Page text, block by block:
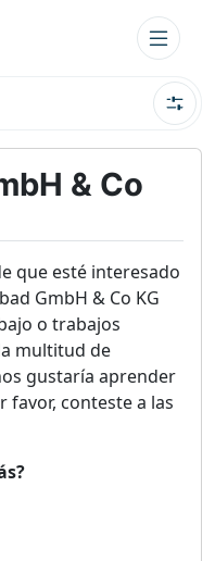
& Co
que esté interesado
GmbH & Co KG
o trabajos
multitud de
gustaría aprender
favor, conteste a las